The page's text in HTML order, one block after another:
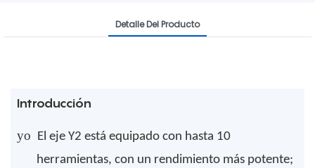
Detalle Del Producto
Introducción
yo El eje Y2 está equipado con hasta 10
herramientas, con un rendimiento más potente;